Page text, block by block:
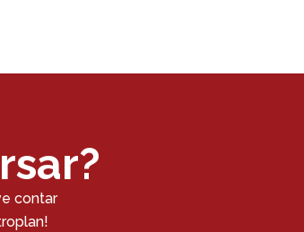
contar